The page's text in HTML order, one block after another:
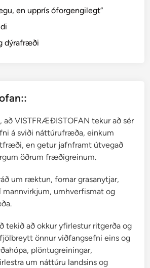
en upprís óforgengilegt“
dýrafræði
að VISTFRÆÐISTOFAN tekur að sér
á sviði náttúrufræða, einkum
en getur jafnframt útvegað
öðrum fræðigreinum.
um ræktun, fornar grasanytjar,
mannvirkjum, umhverfismat og
tekið að okkur yfirlestur ritgerða og
önnur viðfangsefni eins og
plöntugreiningar,
um náttúru landsins og